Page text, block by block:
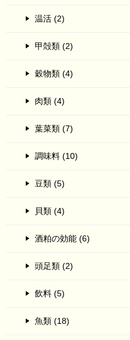
温活 (2)
甲殻類 (2)
穀物類 (4)
肉類 (4)
葉菜類 (7)
調味料 (10)
豆類 (5)
貝類 (4)
酒粕の効能 (6)
頭足類 (2)
飲料 (5)
魚類 (18)